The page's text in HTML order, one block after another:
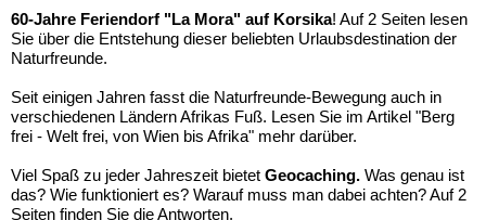
60-Jahre Feriendorf "La Mora" auf Korsika! Auf 2 Seiten lesen
Sie über die Entstehung dieser beliebten Urlaubsdestination der
Naturfreunde.
Seit einigen Jahren fasst die Naturfreunde-Bewegung auch in
verschiedenen Ländern Afrikas Fuß. Lesen Sie im Artikel "Berg
frei - Welt frei, von Wien bis Afrika" mehr darüber.
Viel Spaß zu jeder Jahreszeit bietet Geocaching. Was genau ist
das? Wie funktioniert es? Warauf muss man dabei achten? Auf 2
Seiten finden Sie die Antworten.